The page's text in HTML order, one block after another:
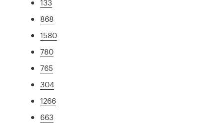
133
868
1580
780
765
304
1266
663